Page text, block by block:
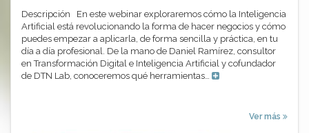
Descripción En este webinar exploraremos cómo la Inteligencia
Artificial está revolucionando la forma de hacer negocios y cómo
puedes empezar a aplicarla, de forma sencilla y práctica, en tu
día a día profesional. De la mano de Daniel Ramírez, consultor
en Transformación Digital e Inteligencia Artificial y cofundador
de DTN Lab, conoceremos qué herramientas…
Ver más